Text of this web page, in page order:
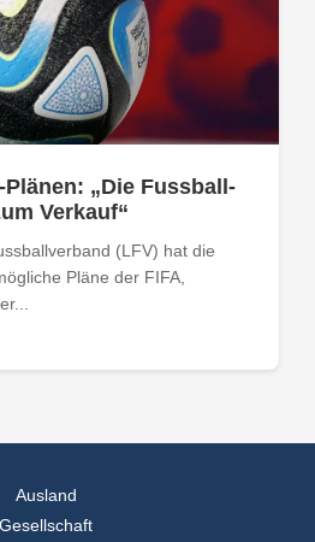
Plänen: „Die Fussball-
Verkauf“
(LFV) hat die
Pläne der FIFA,
Ausland
Gesellschaft